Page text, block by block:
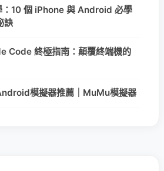
10 個 iPhone 與 Android 必學
訣
Code 終極指南：顛覆終端機的
模擬器推薦｜MuMu模擬器